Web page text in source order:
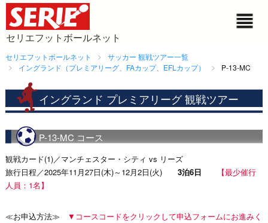
セリエフットボールネット
セリエフットボールネット
サッカー 観戦ツアー一覧
イングランド（プレミアリーグ、FAカップ、EFLカップ）
P-13-MC
イングランド プレミアリーグ 観戦ツアー
P-13-MC コース
観戦カード(1)／マンチェスター・シティ vs リーズ
旅行日程／2025年11月27日(木)～12月2日(火) 3泊6日
【最少催行
人員：1名】
≪お申込方法≫
▼コースコードをクリックして申込フォームにお進みく